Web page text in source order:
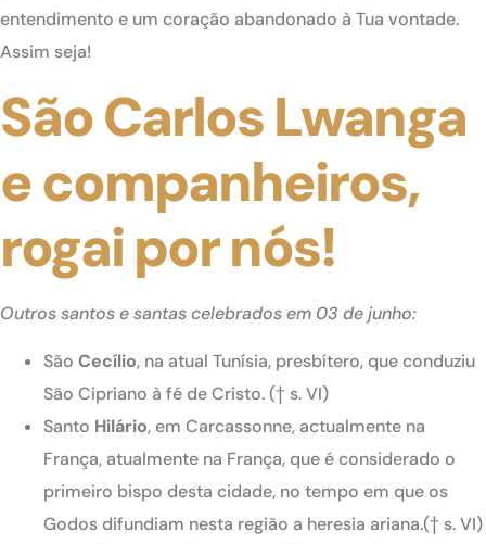
entendimento e um coração abandonado à Tua vontade.
Assim seja!
São Carlos Lwanga
e companheiros,
rogai por nós!
Outros santos e santas celebrados em 03 de junho:
São Cecílio, na atual Tunísia, presbítero, que conduziu
São Cipriano à fé de Cristo. († s. VI)
Santo Hilário, em Carcassonne, actualmente na
França, atualmente na França, que é considerado o
primeiro bispo desta cidade, no tempo em que os
Godos difundiam nesta região a heresia ariana.(† s. VI)